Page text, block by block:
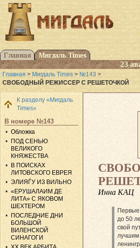
23
Главная > Мигдаль Times > №143 >
СВОБОДНЫЙ РЕЖИССЕР С РЕШЕТОЧКОЙ
К разделу «Мигдаль
Times»
В номере №143
Обложка
ПОД СЕНЬЮ
ВЕЛИКОГО
КНЯЖЕСТВА
В ПОИСКАХ
ЛИТОВСКОГО ЕВРЕЯ
ЭЛИЯЃУ ИЗ ВИЛЬНО
«ЕРУШАЛАИМ ДЕ
ЛИТА» С ЯКОВОМ
ШЕХТЕРОМ
ПОСЛЕДНИЕ ДНИ
БОЛЬШОЙ
ВИЛЕНСКОЙ
СИНАГОГИ
Инна КАЦ
Первые
до 50
свой
лучшим